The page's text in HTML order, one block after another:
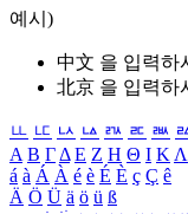
예시)
中文 을 입력하
北京 을 입력하
ㅥ ㅦ ㅧ ㅨ ㅩ ㅪ ㅫ
Α Β ΓΔ Ε Ζ Η Θ Ι ΚΛ
á à Á À é è É È ç Ç ê
Ä Ö Ü ä ö ü ß